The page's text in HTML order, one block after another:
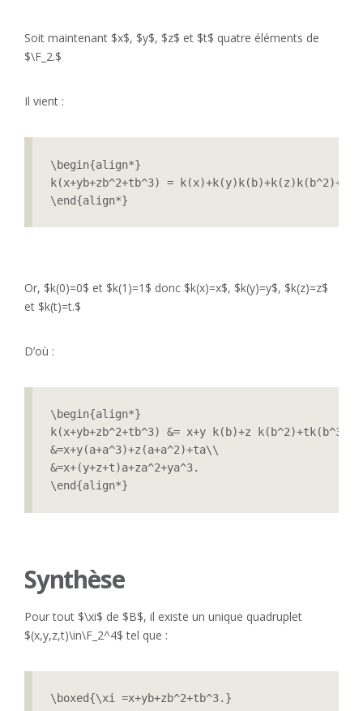
Soit maintenant $x$, $y$, $z$ et $t$ quatre éléments de
$\F_2.$
Il vient :
\begin{align*}
k(x+yb+zb^2+tb^3) =
\end{align*}
Or, $k(0)=0$ et $k(1)=1$ donc $k(x)=x$, $k(y)=y$, $k(z)=z$
et $k(t)=t.$
D’où :
\begin{align*}
k(x+yb+zb^2+tb^3) &= x+y k(b)+z k(b^2)+tk(b^3)\\
&=x+y(a+a^3)+z(a+a^2)+ta\\
&=x+(y+z+t)a+za^2+ya^3.
\end{align*}
Synthèse
Pour tout $\xi$ de $B$, il existe un unique quadruplet
$(x,y,z,t)\in\F_2^4$ tel que :
\boxed{\xi =x+yb+zb^2+tb^3.}